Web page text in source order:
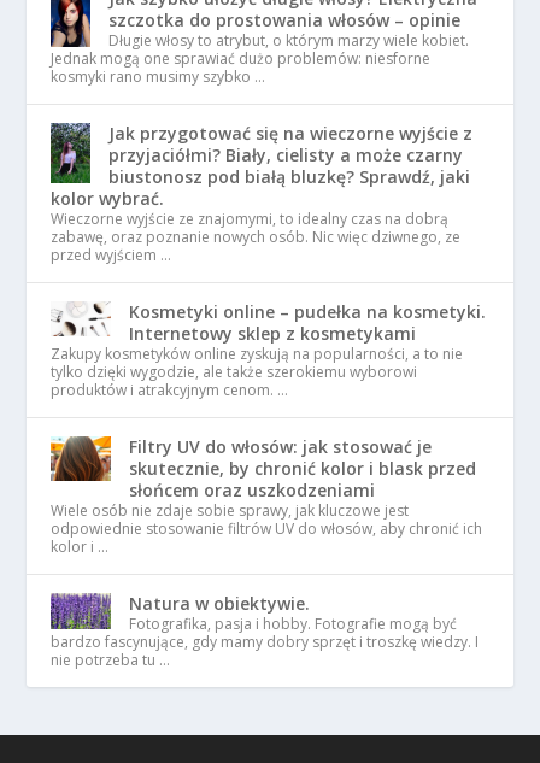
szczotka do prostowania włosów – opinie
Długie włosy to atrybut, o którym marzy wiele kobiet.
Jednak mogą one sprawiać dużo problemów: niesforne
kosmyki rano musimy szybko …
Jak przygotować się na wieczorne wyjście z
przyjaciółmi? Biały, cielisty a może czarny
biustonosz pod białą bluzkę? Sprawdź, jaki
kolor wybrać.
Wieczorne wyjście ze znajomymi, to idealny czas na dobrą
zabawę, oraz poznanie nowych osób. Nic więc dziwnego, ze
przed wyjściem …
Kosmetyki online – pudełka na kosmetyki.
Internetowy sklep z kosmetykami
Zakupy kosmetyków online zyskują na popularności, a to nie
tylko dzięki wygodzie, ale także szerokiemu wyborowi
produktów i atrakcyjnym cenom. …
Filtry UV do włosów: jak stosować je
skutecznie, by chronić kolor i blask przed
słońcem oraz uszkodzeniami
Wiele osób nie zdaje sobie sprawy, jak kluczowe jest
odpowiednie stosowanie filtrów UV do włosów, aby chronić ich
kolor i …
Natura w obiektywie.
Fotografika, pasja i hobby. Fotografie mogą być
bardzo fascynujące, gdy mamy dobry sprzęt i troszkę wiedzy. I
nie potrzeba tu …